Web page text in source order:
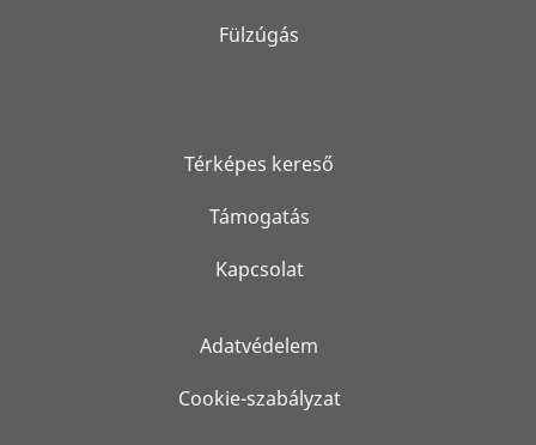
Fülzúgás
Térképes kereső
Támogatás
Kapcsolat
Adatvédelem
Cookie-szabályzat